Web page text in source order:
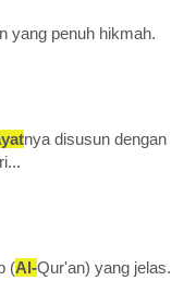
yang penuh hikmah.
nya disusun dengan
(Al-Qur'an) yang jelas.